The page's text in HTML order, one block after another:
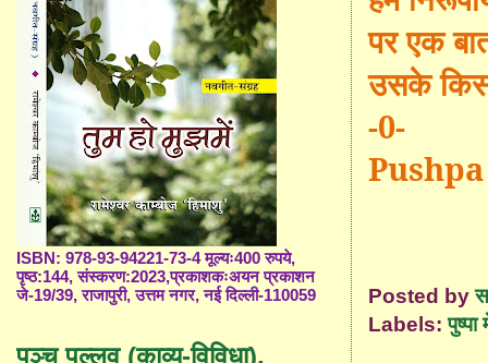
पर एक
उसके
-0-
Posted by
Labels:पुष्पा
ISBN: 978-93-94221-73-4 मूल्यः400 रुपये,
पृष्ठ:144, संस्करण:2023,प्रकाशकःअयन प्रकाशन
जे-19/39, राजापुरी, उत्तम नगर, नई दिल्ली-110059
पञ्च पल्लव (काव्य-विविधा),